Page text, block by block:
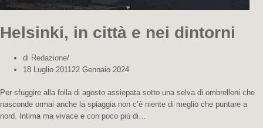
Helsinki, in città e nei dintorni
di Redazione
18 Luglio 2011 22 Gennaio 2024
Per sfuggire alla folla di agosto assiepata sotto una selva di ombrelloni che
nasconde ormai anche la spiaggia non c’è niente di meglio che puntare a
nord. Intima ma vivace e con poco più di…